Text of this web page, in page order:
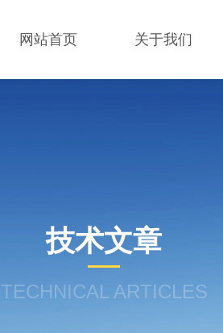
网站首页 关于我们
技术文章
TECHNICAL ARTICLES